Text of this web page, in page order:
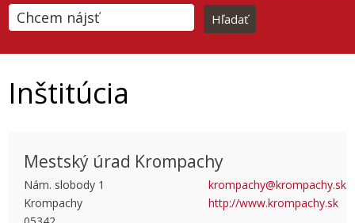
Inštitúcia
This page can't load Google Maps correctly.
Mestský úrad Krompachy
Nám. slobody 1
Krompachy
krompachy@krompachy.sk
http://www.krompachy.sk